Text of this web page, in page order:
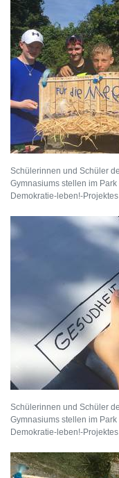
Schülerinnen und Schüler
Gymnasiums stellen im
Demokratie-leben!-
Schülerinnen und Schüler
Gymnasiums stellen im
Demokratie-leben!-